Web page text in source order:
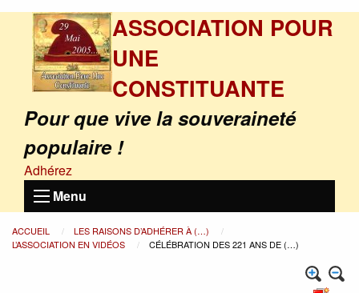
ASSOCIATION POUR
UNE
CONSTITUANTE
Pour que vive la souveraineté
populaire !
Adhérez
Menu
ACCUEIL
LES RAISONS D’ADHÉRER À (…)
L’ASSOCIATION EN VIDÉOS
CÉLÉBRATION DES 221 ANS DE (…)